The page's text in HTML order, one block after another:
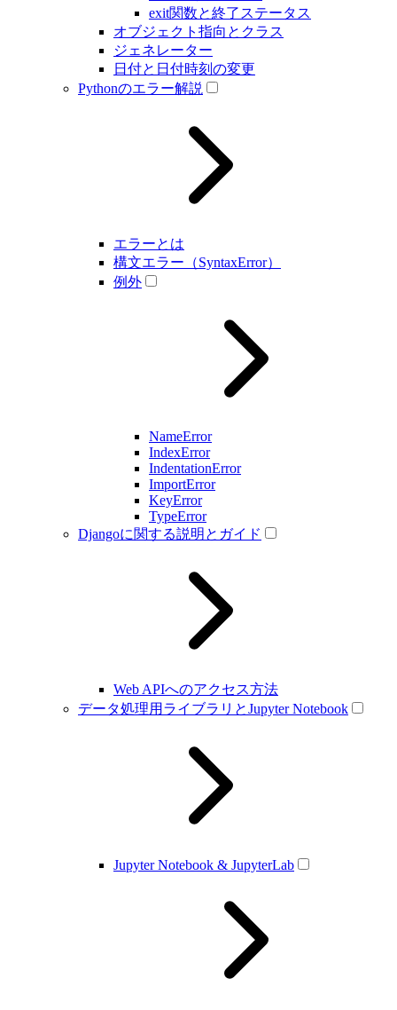
exit関数と終了ステータス
オブジェクト指向とクラス
ジェネレーター
日付と日付時刻の変更
Pythonのエラー解説
エラーとは
構文エラー（SyntaxError）
例外
NameError
IndexError
IndentationError
ImportError
KeyError
TypeError
Djangoに関する説明とガイド
Web APIへのアクセス方法
データ処理用ライブラリとJupyter Notebook
Jupyter Notebook & JupyterLab